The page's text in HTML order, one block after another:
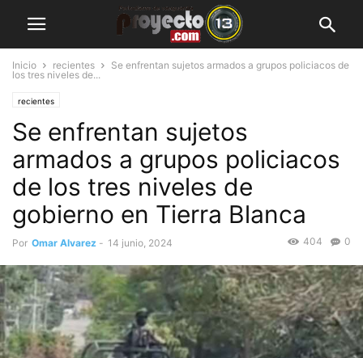
Inicio recientes
Se enfrentan sujetos armados a grupos policiacos de
los tres niveles de...
recientes
Se enfrentan sujetos
armados a grupos policiacos
de los tres niveles de
gobierno en Tierra Blanca
Por Omar Alvarez - 14 junio, 2024 0
404